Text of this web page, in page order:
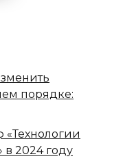
порядке:
«Технологии
в 2024 году